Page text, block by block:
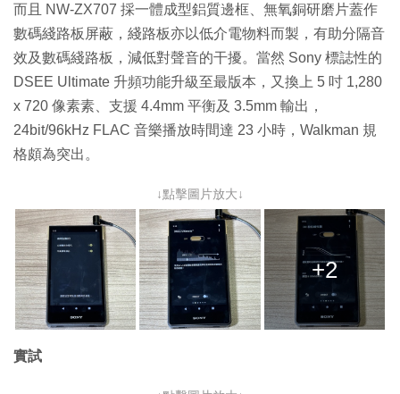
而且 NW-ZX707 採一體成型鋁質邊框、無氧銅研磨片蓋作
數碼綫路板屏蔽，綫路板亦以低介電物料而製，有助分隔音
效及數碼綫路板，減低對聲音的干擾。當然 Sony 標誌性的
DSEE Ultimate 升頻功能升級至最版本，又換上 5 吋 1,280
x 720 像素素、支援 4.4mm 平衡及 3.5mm 輸出，
24bit/96kHz FLAC 音樂播放時間達 23 小時，Walkman 規
格頗為突出。
↓點擊圖片放大↓
+2
實試